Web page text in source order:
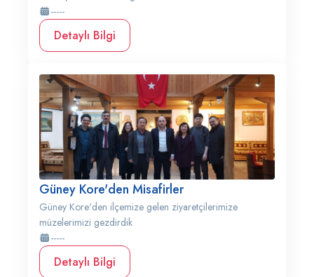
-----
Detaylı Bilgi
Güney Kore'den Misafirler
Güney Kore'den ilçemize gelen ziyaretçilerimize
müzelerimizi gezdirdik
-----
Detaylı Bilgi